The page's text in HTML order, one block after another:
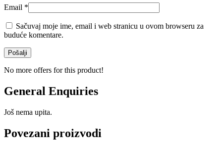
Email *
Sačuvaj moje ime, email i web stranicu u ovom browseru za
buduće komentare.
No more offers for this product!
General Enquiries
Još nema upita.
Povezani proizvodi